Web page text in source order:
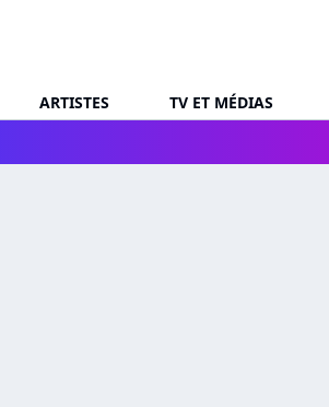
ARTISTES TV ET MÉDIAS